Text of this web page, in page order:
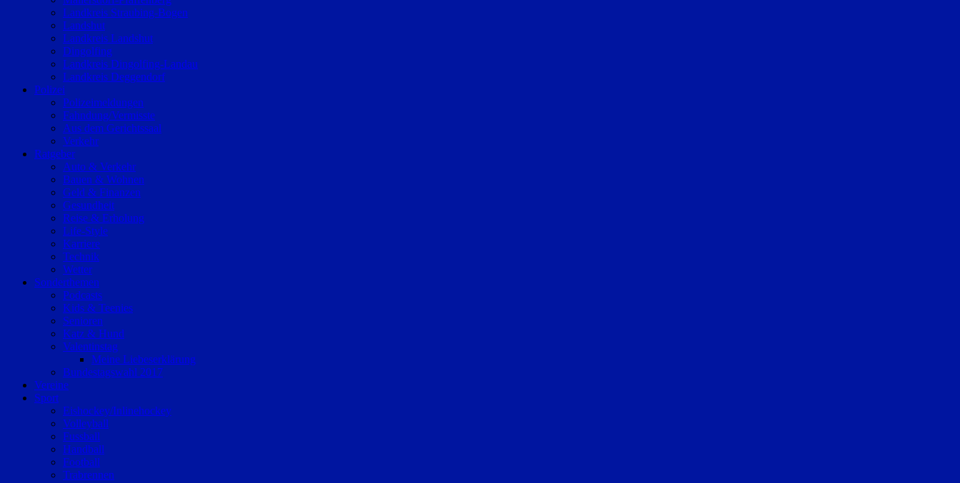
Landkreis Straubing-Bogen
Landshut
Landkreis Landshut
Dingolfing
Landkreis Dingolfing-Landau
Landkreis Deggendorf
Polizei
Polizeimeldungen
Fahndung/Vermisste
Aus dem Gerichtssaal
Verkehr
Ratgeber
Auto & Verkehr
Bauen & Wohnen
Geld & Finanzen
Gesundheit
Reise & Erholung
Life-Style
Karriere
Technik
Wetter
Sonderthemen
Podcasts
Kids & Teenies
Senioren
Katz & Hund
Valentinstag
Meine Liebeserklärung
Bundestagswahl 2017
Vereine
Sport
Eishockey/Inlinehockey
Volleyball
Fussball
Handball
Football
Trabrennen